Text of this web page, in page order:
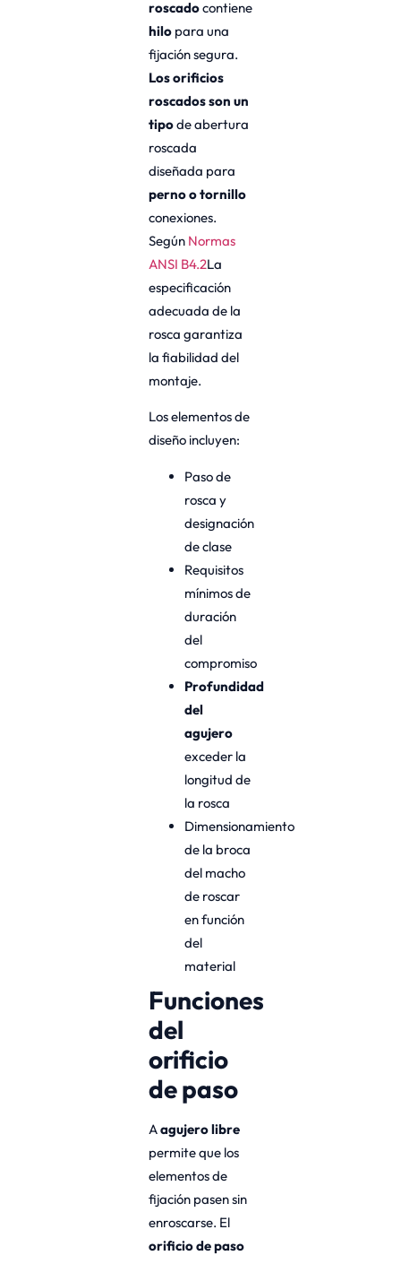
roscadocontiene
hilo para una
fijación segura.
Los orificios
roscados son un
tipode abertura
roscada
diseñada para
perno o tornillo
conexiones.
Según Normas
ANSI B4.2La
especificación
adecuada de la
rosca garantiza
la fiabilidad del
montaje.
Los elementos de
diseño incluyen:
Paso de
rosca y
designación
de clase
Requisitos
mínimos de
duración
del
compromiso
Profundidad
del
agujero
exceder la
longitud de
la rosca
Dimensionamiento
de la broca
del macho
de roscar
en función
del
material
Funciones
del
orificio
de paso
Aagujero libre
permite que los
elementos de
fijación pasen sin
enroscarse. El
orificio de paso